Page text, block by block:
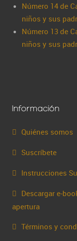
Número 14 de
niños y sus
Número 13 de
niños y sus
Información
Quiénes somos
Suscríbete
Instrucciones
Descargar e-
apertura
Términos y